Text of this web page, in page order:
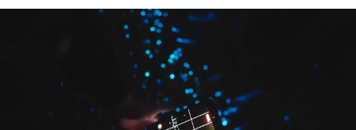
後樂園以及擁有歷史、文化和藝術的倉敷美觀
地區！